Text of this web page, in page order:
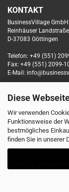
Diese
Wir verwenden
Funktionsweise der
bestmögliches
finden Sie in unserer
KONTAKT
BusinessVillage GmbH
Reinhäuser
D-37083 Göttingen
Telefon: +49 (551)
Fax: +49 (551) 2099-
E-Mail:
SOCIAL MEDIA